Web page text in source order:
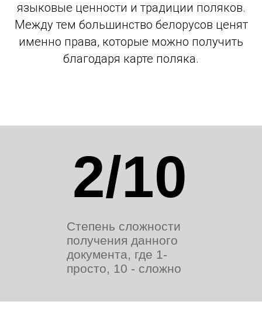
языковые ценности и традиции поляков.
Между тем большинство белорусов ценят
именно права, которые можно получить
благодаря карте поляка.
Степень сложности
получения данного
документа, где 1-
просто, 10 - сложно
2/10